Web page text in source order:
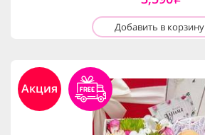
Добавить в корзину
Акция